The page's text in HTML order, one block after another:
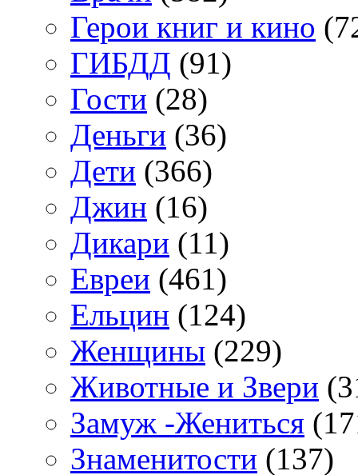
Герои книг и кино
ГИБДД (91)
Гости (28)
Деньги (36)
Дети (366)
Джин (16)
Дикари (11)
Евреи (461)
Ельцин (124)
Женщины (229)
Животные и Звери
Замуж -Жениться
Знаменитости (137)